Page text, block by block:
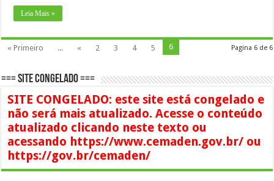
Leia Mais »
Pagina 6 de 6
« Primeiro ... « 2 3 4 5 6
=== SITE CONGELADO ===
SITE CONGELADO: este site está congelado e
não será mais atualizado. Acesse o conteúdo
atualizado clicando neste texto ou
acessando https://www.cemaden.gov.br/ ou
https://gov.br/cemaden/